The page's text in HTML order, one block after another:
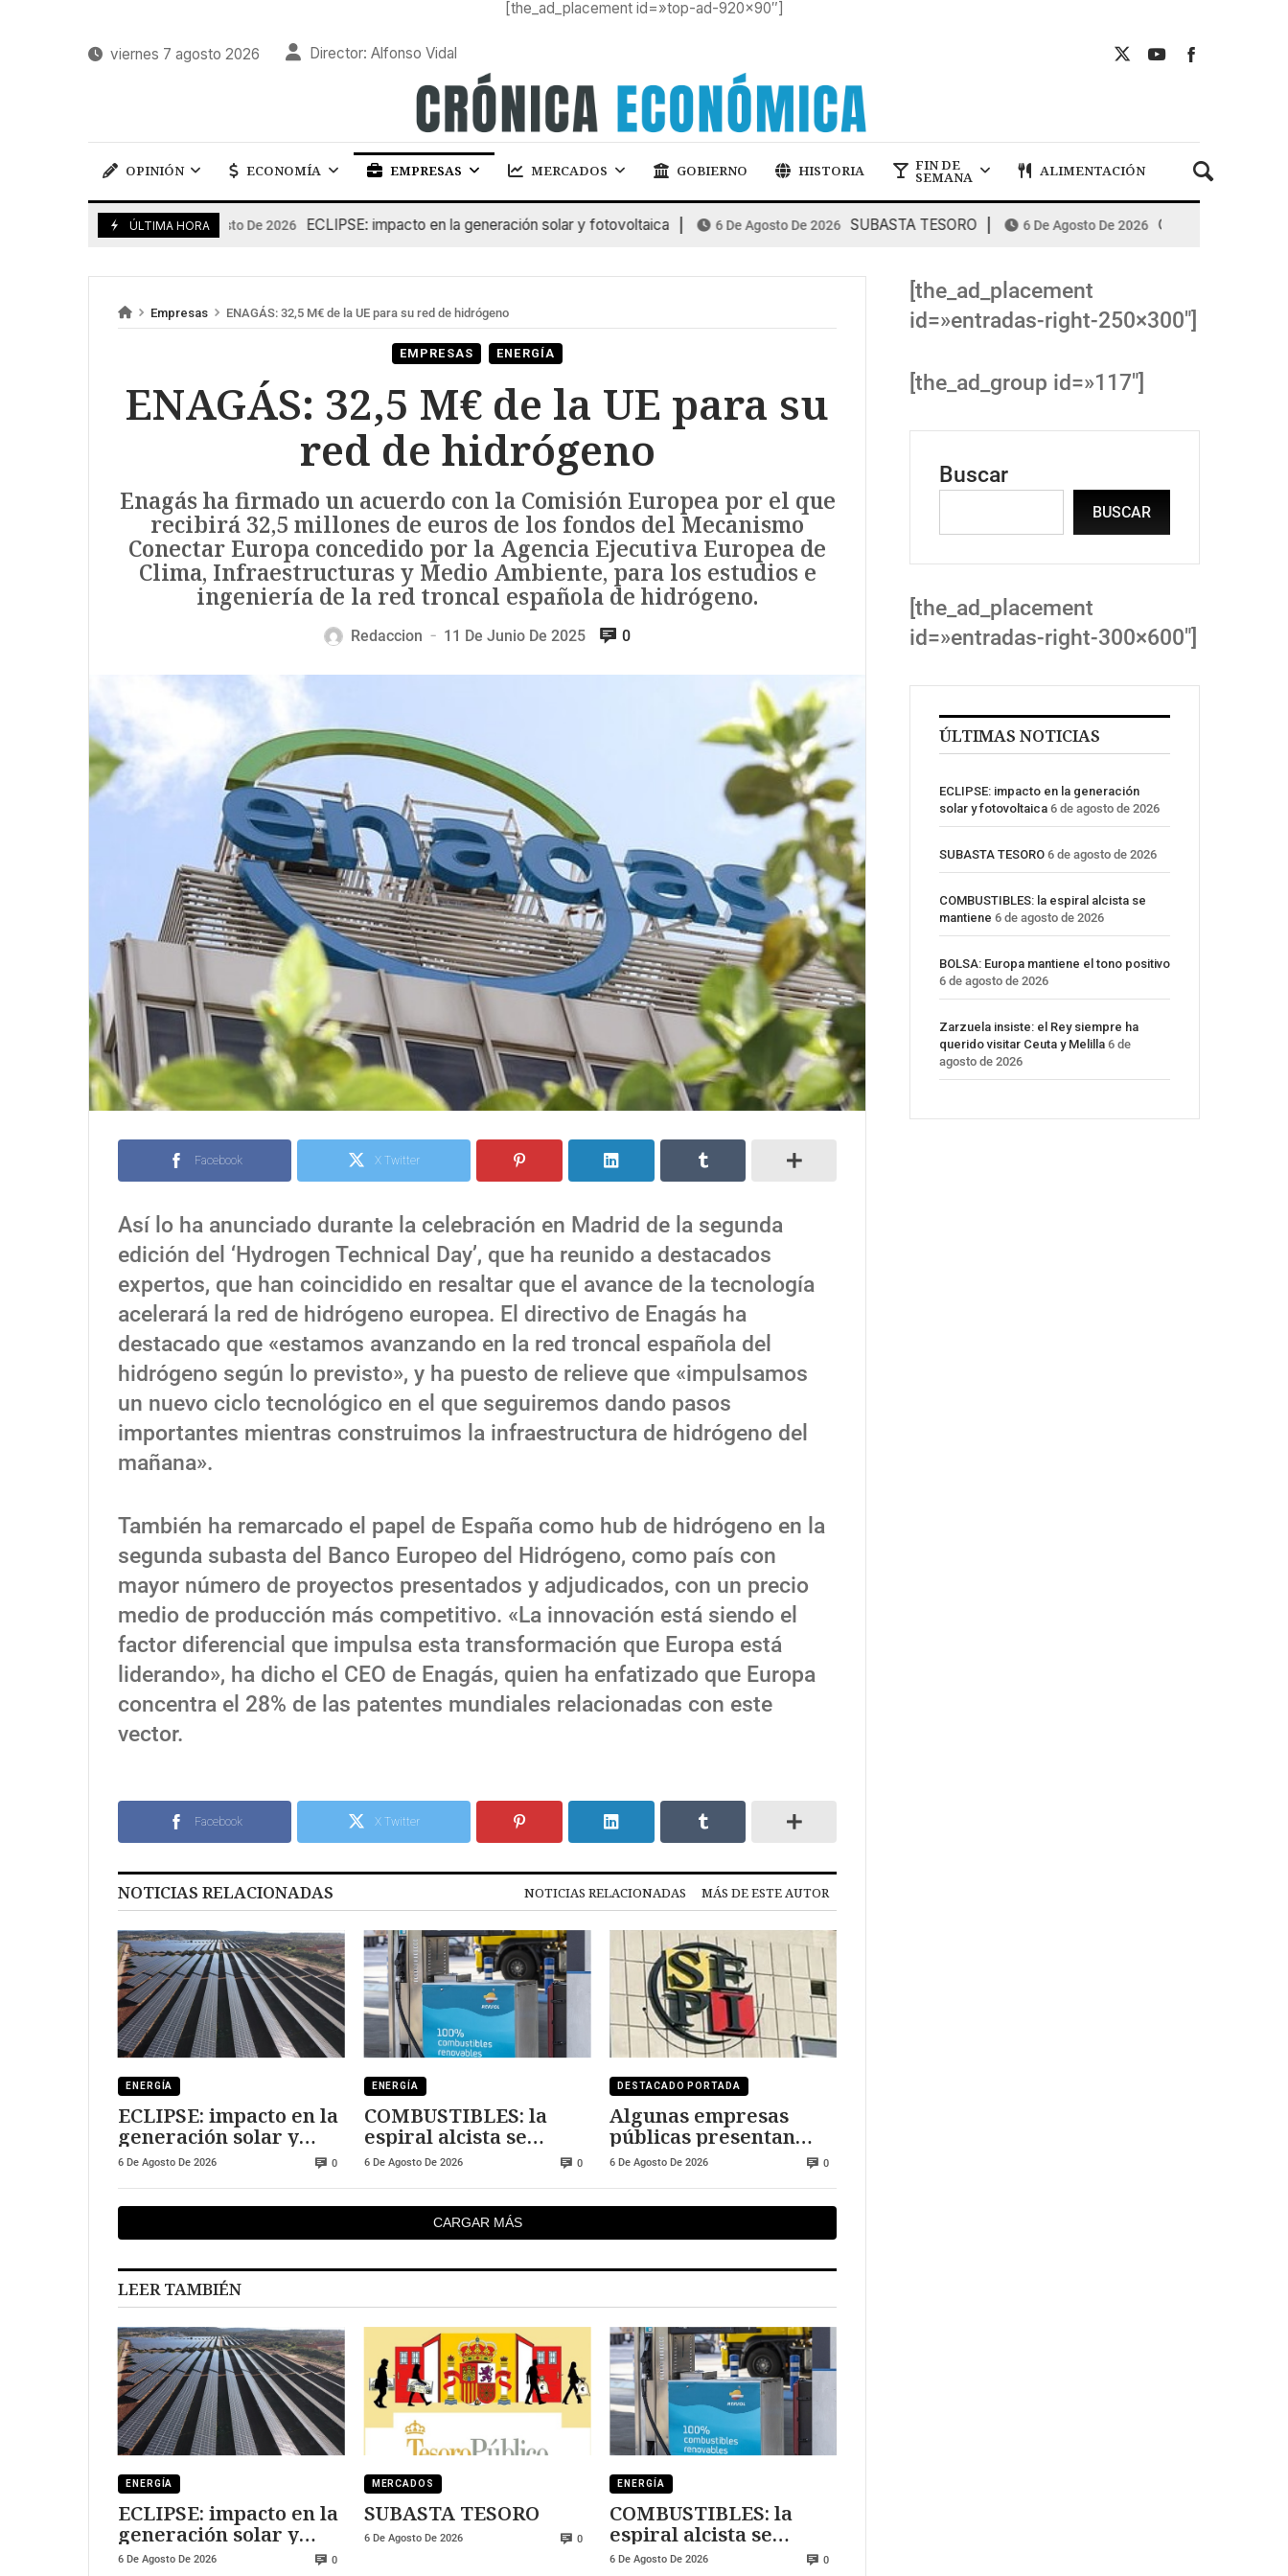
[the_ad_placement id=»top-ad-920×90″]
viernes 7 agosto 2026 Director: Alfonso Vidal
OPINIÓN ECONOMÍA EMPRESAS MERCADOS GOBIERNO HISTORIA FIN DE
SEMANA ALIMENTACIÓN
ÚLTIMA HORA
6 De Agosto De 2026 ECLIPSE: impacto en la generación solar y fotovoltaica 6 De Agosto De 2026 SUBASTA TESORO 6 De Agosto De 2026 COMBUSTIBLES: la
Empresas ENAGÁS: 32,5 M€ de la UE para su red de hidrógeno
EMPRESAS ENERGÍA
ENAGÁS: 32,5 M€ de la UE para su
red de hidrógeno
Enagás ha firmado un acuerdo con la Comisión Europea por el que
recibirá 32,5 millones de euros de los fondos del Mecanismo
Conectar Europa concedido por la Agencia Ejecutiva Europea de
Clima, Infraestructuras y Medio Ambiente, para los estudios e
ingeniería de la red troncal española de hidrógeno.
Redaccion — 11 De Junio De 2025 0
Facebook X Twitter
Así lo ha anunciado durante la celebración en Madrid de la segunda
edición del ‘Hydrogen Technical Day’, que ha reunido a destacados
expertos, que han coincidido en resaltar que el avance de la tecnología
acelerará la red de hidrógeno europea. El directivo de Enagás ha
destacado que «estamos avanzando en la red troncal española del
hidrógeno según lo previsto», y ha puesto de relieve que «impulsamos
un nuevo ciclo tecnológico en el que seguiremos dando pasos
importantes mientras construimos la infraestructura de hidrógeno del
mañana».
También ha remarcado el papel de España como hub de hidrógeno en la
segunda subasta del Banco Europeo del Hidrógeno, como país con
mayor número de proyectos presentados y adjudicados, con un precio
medio de producción más competitivo. «La innovación está siendo el
factor diferencial que impulsa esta transformación que Europa está
liderando», ha dicho el CEO de Enagás, quien ha enfatizado que Europa
concentra el 28% de las patentes mundiales relacionadas con este
vector.
Facebook X Twitter
NOTICIAS RELACIONADAS NOTICIAS RELACIONADAS MÁS DE ESTE AUTOR
ENERGÍA
ECLIPSE: impacto en la
generación solar y
fotovoltaica
6 De Agosto De 2026 0
ENERGÍA
COMBUSTIBLES: la
espiral alcista se
mantiene
6 De Agosto De 2026 0
DESTACADO PORTADA
Algunas empresas
públicas presentan
deficiencias en los
directivos
6 De Agosto De 2026 0
CARGAR MÁS
LEER TAMBIÉN
ENERGÍA
ECLIPSE: impacto en la
generación solar y
fotovoltaica
6 De Agosto De 2026 0
MERCADOS
SUBASTA TESORO
6 De Agosto De 2026 0
ENERGÍA
COMBUSTIBLES: la
espiral alcista se
mantiene
6 De Agosto De 2026 0
[the_ad_placement
id=»entradas-right-250×300″]
[the_ad_group id=»117″]
Buscar
BUSCAR
[the_ad_placement
id=»entradas-right-300×600″]
ÚLTIMAS NOTICIAS
ECLIPSE: impacto en la generación
solar y fotovoltaica 6 de agosto de 2026
SUBASTA TESORO 6 de agosto de 2026
COMBUSTIBLES: la espiral alcista se
mantiene 6 de agosto de 2026
BOLSA: Europa mantiene el tono positivo
6 de agosto de 2026
Zarzuela insiste: el Rey siempre ha
querido visitar Ceuta y Melilla 6 de
agosto de 2026